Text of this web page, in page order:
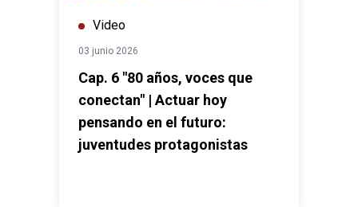
Video
03 junio 2026
Cap. 6 "80 años, voces que
conectan" | Actuar hoy
pensando en el futuro:
juventudes protagonistas